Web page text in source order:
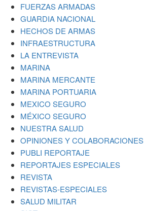
FUERZAS ARMADAS
GUARDIA NACIONAL
HECHOS DE ARMAS
INFRAESTRUCTURA
LA ENTREVISTA
MARINA
MARINA MERCANTE
MARINA PORTUARIA
MEXICO SEGURO
MÉXICO SEGURO
NUESTRA SALUD
OPINIONES Y COLABORACIONES
PUBLI REPORTAJE
REPORTAJES ESPECIALES
REVISTA
REVISTAS-ESPECIALES
SALUD MILITAR